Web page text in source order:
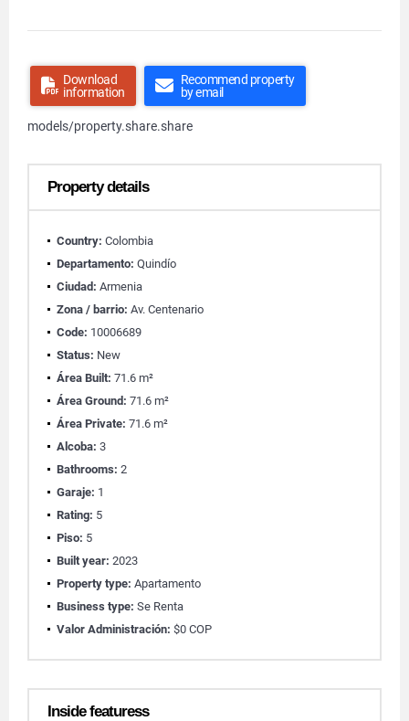
Download
information
Recommend property
by email
models/property.share.share
Property details
Country: Colombia
Departamento: Quindío
Ciudad: Armenia
Zona / barrio: Av. Centenario
Code: 10006689
Status: New
Área Built: 71.6 m²
Área Ground: 71.6 m²
Área Private: 71.6 m²
Alcoba: 3
Bathrooms: 2
Garaje: 1
Rating: 5
Piso: 5
Built year: 2023
Property type: Apartamento
Business type: Se Renta
Valor Administración: $0 COP
Inside featuress